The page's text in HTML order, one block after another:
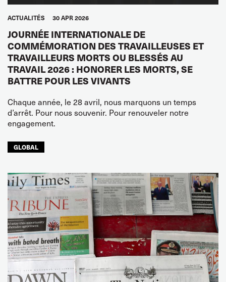
ACTUALITÉS 30 APR 2026
JOURNÉE INTERNATIONALE DE
COMMÉMORATION DES TRAVAILLEUSES ET
TRAVAILLEURS MORTS OU BLESSÉS AU
TRAVAIL 2026 : HONORER LES MORTS, SE
BATTRE POUR LES VIVANTS
Chaque année, le 28 avril, nous marquons un temps
d’arrêt. Pour nous souvenir. Pour renouveler notre
engagement.
GLOBAL